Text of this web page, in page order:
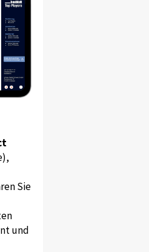
Sie
und